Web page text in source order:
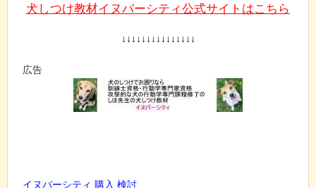
犬しつけ教材イヌバーシティ公式サイトはこちら
↓↓↓↓↓↓↓↓↓↓↓↓↓↓↓
広告
イヌバーシティ 購入 検討